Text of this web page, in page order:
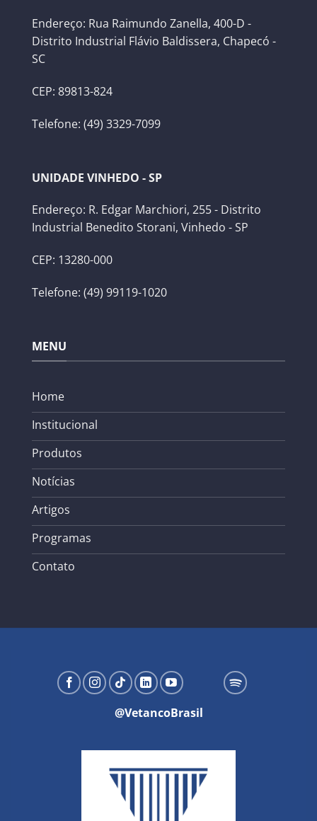
Endereço: Rua Raimundo Zanella, 400-D -
Distrito Industrial Flávio Baldissera, Chapecó -
SC
CEP: 89813-824
Telefone: (49) 3329-7099
UNIDADE VINHEDO - SP
Endereço: R. Edgar Marchiori, 255 - Distrito
Industrial Benedito Storani, Vinhedo - SP
CEP: 13280-000
Telefone: (49) 99119-1020
MENU
Home
Institucional
Produtos
Notícias
Artigos
Programas
Contato
@VetancoBrasil